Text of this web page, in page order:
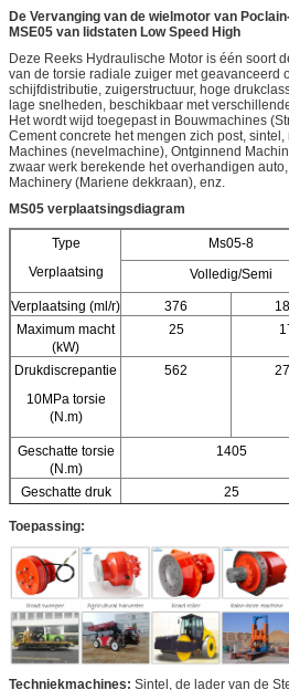
De Vervanging van de wielmotor van
MSE05 van lidstaten Low Speed High
Deze Reeks Hydraulische Motor is één soort
van de torsie radiale zuiger met geavanceerd
schijfdistributie, zuigerstructuur, hoge
lage snelheden, beschikbaar met
Het wordt wijd toegepast in Bouwmachines
Cement concrete het mengen zich post,
Machines (nevelmachine), Ontginnend
zwaar werk berekende het overhandigen
Machinery (Mariene dekkraan), enz.
MS05 verplaatsingsdiagram
Type
Verplaatsing
Ms05-8
Volledig/Semi
Verplaatsing (ml/r) 376
Maximum macht
(kW)
25
Drukdiscrepantie
10MPa torsie
(N.m)
562
Geschatte torsie
(N.m)
1405
Geschatte druk
(MPa)
25
Maximum druk
(MPa)
Geschatte
snelheid (r/min)
90
Snelheidswaaier
(r/min)
0-200
Toepassing:
Techniekmachines: Sintel, de lader van de